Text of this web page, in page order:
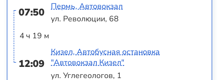
07:50
4 ч 19 м
12:09
Пермь, Автовокзал
ул. Революции, 68
Кизел, Автобусная остановка
"Автовокзал Кизел"
ул. Углегеологов, 1